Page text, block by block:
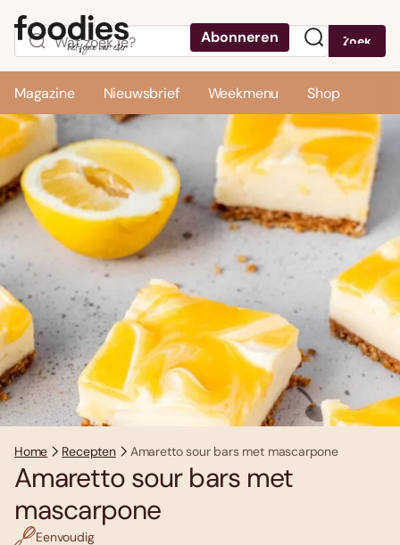
Abonneren Zoek
Magazine Nieuwsbrief Weekmenu Shop
Home Recepten Amaretto sour bars met mascarpone
Amaretto sour bars met
mascarpone
Eenvoudig